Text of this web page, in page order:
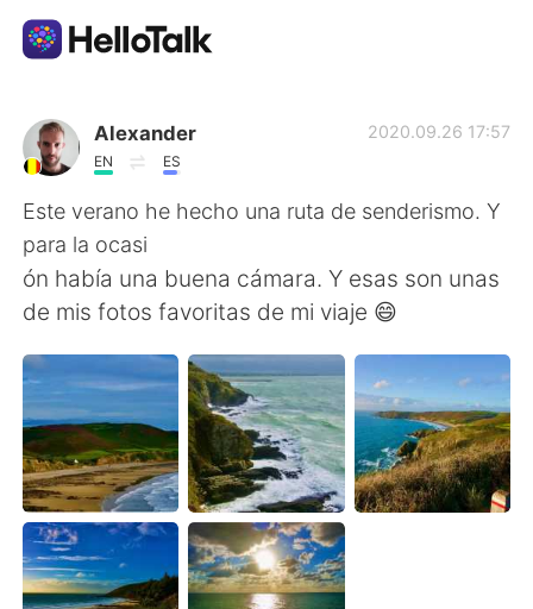
แอปแลกเปลี่ยนทางภาษา
AI Grammar Checker
ไทย
English 简体中文
繁體中文 Español
العربية Français
Deutsch 日本語
한국어 Русский
Alexander
EN ES
2020.09.26 17:57
Este verano he hecho una ruta de senderismo. Y
para la ocasi
ón había una buena cámara. Y esas son unas
de mis fotos favoritas de mi viaje 😄